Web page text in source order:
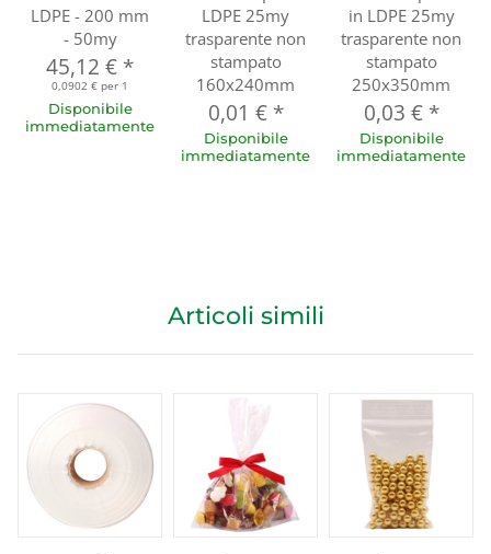
LDPE - 200 mm
- 50my
45,12 € *
0,0902 € per 1
Disponibile
immediatamente
LDPE 25my
trasparente non
stampato
160x240mm
0,01 € *
Disponibile
immediatamente
in LDPE 25my
trasparente non
stampato
250x350mm
0,03 € *
Disponibile
immediatamente
Articoli simili